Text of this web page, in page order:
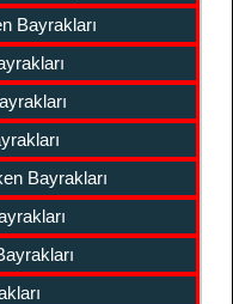
Bayrakları
Bayrakları